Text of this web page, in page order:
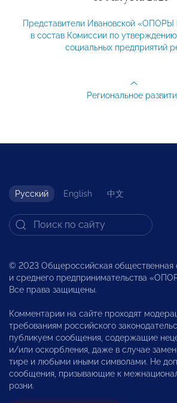
Представители Ивановской
в состав Комиссии по
социальных предприятий
Региональное
Русский English 中文
© 2023 Общероссийская общественная
и среднего предпринимательства
Все права защищены.
Комментарии на сайте проходят
требованиям российского
публикуем сообщения, содержащие
и/или оскорбления, даже в случае
тире и любыми иными символами. Не
сообщения, призывающие к
розни.